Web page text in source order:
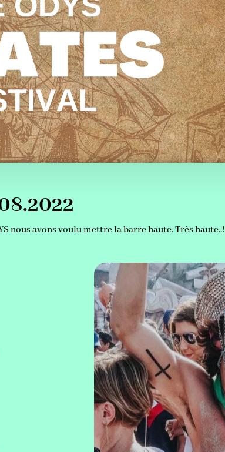
nous avons voulu mettre la barre haute. Très haute..!